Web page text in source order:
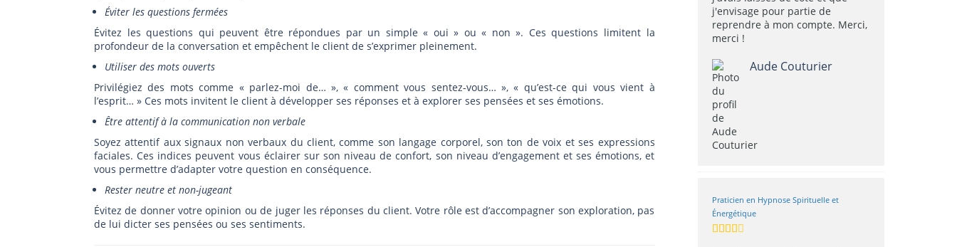
Éviter les questions fermées
Évitez les questions qui peuvent être répondues par un simple « oui » ou « non ». Ces questions limitent la
profondeur de la conversation et empêchent le client de s’exprimer pleinement.
Utiliser des mots ouverts
Privilégiez des mots comme « parlez-moi de… », « comment vous sentez-vous… », « qu’est-ce qui vous vient à
l’esprit… » Ces mots invitent le client à développer ses réponses et à explorer ses pensées et ses émotions.
Être attentif à la communication non verbale
Soyez attentif aux signaux non verbaux du client, comme son langage corporel, son ton de voix et ses expressions
faciales. Ces indices peuvent vous éclairer sur son niveau de confort, son niveau d’engagement et ses émotions, et
vous permettre d’adapter votre question en conséquence.
Rester neutre et non-jugeant
Évitez de donner votre opinion ou de juger les réponses du client. Votre rôle est d’accompagner son exploration, pas
de lui dicter ses pensées ou ses sentiments.
j'envisage pour partie de
reprendre à mon compte. Merci,
merci !
Aude Couturier
Praticien en Hypnose Spirituelle et
Énergétique